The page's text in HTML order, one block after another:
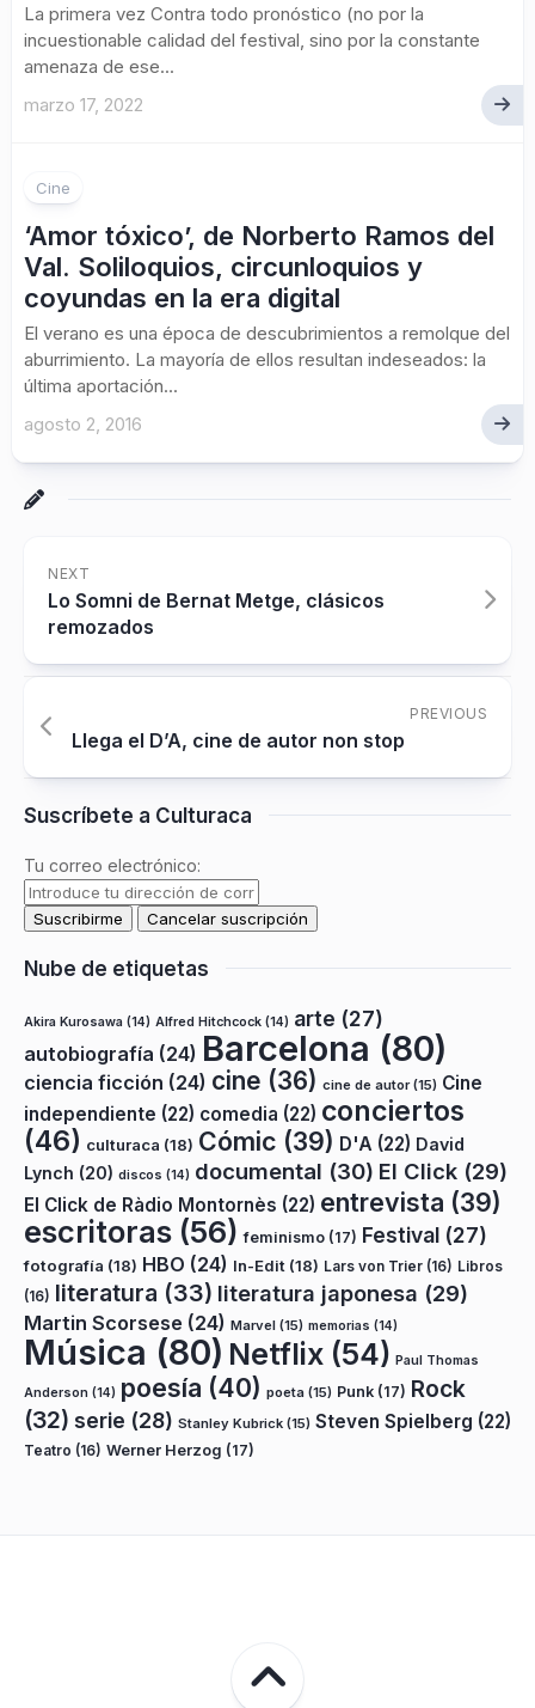
La primera vez Contra todo pronóstico (no por la
incuestionable calidad del festival, sino por la constante
amenaza de ese...
marzo 17, 2022
Cine
‘Amor tóxico’, de Norberto Ramos del
Val. Soliloquios, circunloquios y
coyundas en la era digital
El verano es una época de descubrimientos a remolque del
aburrimiento. La mayoría de ellos resultan indeseados: la
última aportación...
agosto 2, 2016
NEXT
Lo Somni de Bernat Metge, clásicos
remozados
PREVIOUS
Llega el D’A, cine de autor non stop
Suscríbete a Culturaca
Tu correo electrónico:
Nube de etiquetas
Akira Kurosawa (14) Alfred Hitchcock (14) arte (27)
autobiografía (24) Barcelona (80)
ciencia ficción (24) cine (36) cine de autor(15) Cine
independiente (22) comedia (22) conciertos
(46) culturaca (18) Cómic (39) D'A (22) David
Lynch (20) discos (14) documental (30) El Click (29)
El Click de Ràdio Montornès (22) entrevista (39)
escritoras (56) feminismo (17) Festival (27)
fotografía (18) HBO (24) In-Edit (18) Lars von Trier (16) Libros
(16) literatura (33) literatura japonesa (29)
Martin Scorsese (24) Marvel (15) memorias (14)
Música (80) Netflix (54) Paul Thomas
Anderson (14) poesía (40) poeta (15) Punk (17) Rock
(32) serie (28) Stanley Kubrick (15) Steven Spielberg (22)
Teatro (16) Werner Herzog (17)